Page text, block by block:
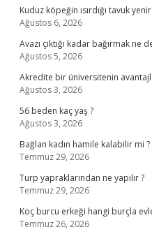
Kuduz köpeğin ısırdığı tavuk
Ağustos 6, 2026
Avazı çıktığı kadar bağırmak ne
Ağustos 5, 2026
Akredite bir üniversitenin
Ağustos 3, 2026
56 beden kaç yaş ?
Ağustos 3, 2026
Bağlan kadın hamile kalabilir mi ?
Temmuz 29, 2026
Turp yapraklarından ne yapılır ?
Temmuz 29, 2026
Koç burcu erkeği hangi burçla
Temmuz 26, 2026